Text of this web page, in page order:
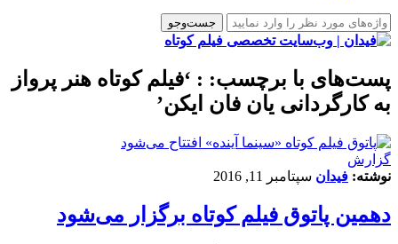
پست‌های با برچسب: : ‘فیلم کوتاه هنر پرواز
به کارگردانی یان فان ایکن’
گزارش
نوشته: فیدان سپتامبر 11, 2016
دهمین پاتوق فیلم کوتاه برگزار می‌شود